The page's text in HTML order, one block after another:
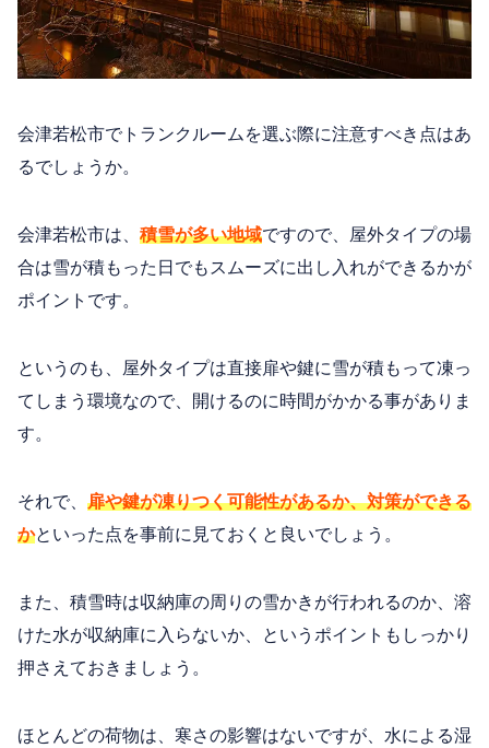
会津若松市でトランクルームを選ぶ際に注意すべき点はあ
るでしょうか。
会津若松市は、 積雪が多い地域ですので、屋外タイプの場
合は雪が積もった日でもスムーズに出し入れができるかが
ポイントです。
というのも、屋外タイプは直接扉や鍵に雪が積もって凍っ
てしまう環境なので、開けるのに時間がかかる事がありま
す。
それで、 扉や鍵が凍りつく可能性があるか、対策ができる
かといった点を事前に見ておくと良いでしょう。
また、積雪時は収納庫の周りの雪かきが行われるのか、溶
けた水が収納庫に入らないか、というポイントもしっかり
押さえておきましょう。
ほとんどの荷物は、寒さの影響はないですが、水による湿